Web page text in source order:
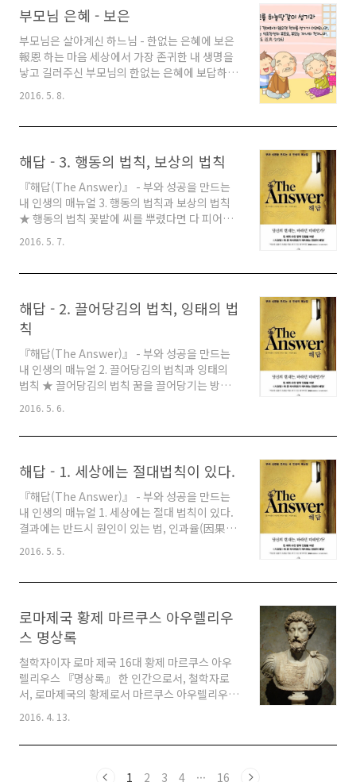
년이나 되었다. 우리나라 불교 천 육백 년 역사 동
안 수많은 고승과 불사가 있었다. 우리나라 불교
1,600년 역사에서 근현대사에는 마치 약속이나
한 듯 가장 많은 선승이 동시대에 나타나 중생들
과 함께 가장 활발하게 활동하였다. 근대 선불교
의 중흥조로 일컬어지는 경허 대선사를 시작으로
이 시대 마지막 선승이라 불리는 전강 대선사의
부모님 은혜 - 보은
부모님은 살아계신 하느님 - 한없는 은혜에 보은
報恩 하는 마음 세상에서 가장 존귀한 내 생명을
낳고 길러주신 부모님의 한없는 은혜에 보답하는
효도는 자고이래(自古以來)로 인간이라면 누구
도 예외 없이 실천해야 할 가장 기본적인 인간 삶
은 시간이 흐를수록 점차 사라져가고 있으며, 시
대의 변천은 효도의 의미마저 바꿔 놓았다. 자본
주의 사회에서 부모님께 효도하는 방식도 많이
달라졌다. 부모님께 용돈을 드리거나 선물을 사
드리는 것이 이 시대의 효도방식이 되어버린 지
서 어쩔 수 없다고 변명만 늘어놓기에 바쁘다. 물
과 삶의 가치가 생명..
2016. 5. 8.
해답 - 3. 행동의 법칙, 보상의 법칙
『해답(The Answer)』 - 부와 성공을 만드는
내 인생의 매뉴얼 3. 행동의 법칙과 보상의 법칙
★ 행동의 법칙 꽃밭에 씨를 뿌렸다면 다 피어날
때까지 기다리는 것은 당연한 일이다. 하지만 그
동안 두 손을 놓고 지켜만 봐야 할까? 심은 뒤에
끝나지 않는다. 끌어당기고 잉태시킨 후에는 반
드시 행동의 법칙을 따라야 한다. 아무리 상상하
고 하루 종일 기다린다 해도 행동을 하지 않으면
아무것도 얻을 수 없을 것이다. 끌어당김의 법칙
과 잉태의 법칙, 그리고 행동의 법칙이라는 세 원
칙은 한 세트라는 사실을 잊지 말기 바란다. ★ 보
상의 법칙 보상은 당신이 제공하는 것을 많은 사
람이 원할 때 나타난다. 사업의 성..
2016. 5. 7.
해답 - 2. 끌어당김의 법칙, 잉태의 법
칙
『해답(The Answer)』 - 부와 성공을 만드는
내 인생의 매뉴얼 2. 끌어당김의 법칙과 잉태의
법칙 ★ 끌어당김의 법칙 꿈을 끌어당기는 방법
표를 벽에 게시하라. ② 영상화 자기 확신 - 영화
처럼 상상하고 이루어진다고 믿으라. ③ 비전 보
라. 왜 이러한 행동이 꿈을 끌어당기는 걸까? 생
각과 현실은 서로 연결되어 있기 때문이다. 양자
물리학을 통해 과학은 에너지와 물질이 서로 연
관되어 있고, 서로의 형태로 변형될 수 있다는 사
실을 알아냈다. "뭐야? 지금 물질과 에너지, 그리
거야? 게다가 우리가 하는 생각이 사물의 형성에
2016. 5. 6.
해답 - 1. 세상에는 절대법칙이 있다.
『해답(The Answer)』 - 부와 성공을 만드는
내 인생의 매뉴얼 1. 세상에는 절대 법칙이 있다.
결과에는 반드시 원인이 있는 법, 인과율(因果
말로 표현했다. 바로 '끌어당김의 법칙'이 있다.
자신이 위치한 현실 사이에는 늘 커다란 간격이
존재한다. 그럼에도 어느 분야에서건 불가능해
보였던 꿈과 현실을 일치시키는 데 성공한 사람
들이 있게 마련이다. 그들은 해냈다. 어떻게 해냈
을까? 나는 가능할까? 다른 사람들도 가능할까?
꿈과 현실은 하나로 통합되어야 한다. 그렇게 할
수 있어야 하고 또 그렇게 해야 한다. 바로 나, 자
신의 인생이기 때문이다. 우리는 경제..
2016. 5. 5.
로마제국 황제 마르쿠스 아우렐리우
스 명상록
철학자이자 로마 제국 16대 황제 마르쿠스 아우
렐리우스 『명상록』 한 인간으로서, 철학자로
서, 로마제국의 황제로서 마르쿠스 아우렐리우스
와 자기 성찰을 담은 글이 『명상록(冥想錄)』이
다. 다섯 명의 현명한 황제가 다스렸던 시기를 오
번영을 누렸던 전성기로 가장 평화로웠던 시대로
2016. 4. 13.
1 2 3 4 ··· 16